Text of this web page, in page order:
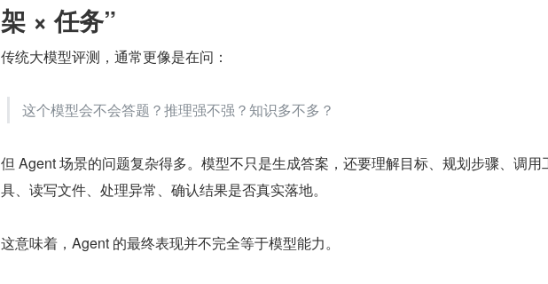
架 × 任务”
传统大模型评测，通常更像是在问：
这个模型会不会答题？推理强不强？知识多不多？
但 Agent 场景的问题复杂得多。模型不只是生成答案，还要理解目标、规划步骤、调用
具、读写文件、处理异常、确认结果是否真实落地。
这意味着，Agent 的最终表现并不完全等于模型能力。